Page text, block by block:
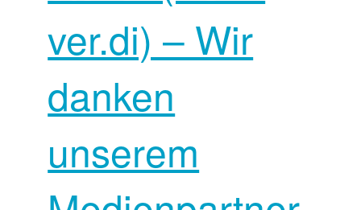
ver.di) – Wir
danken
unserem